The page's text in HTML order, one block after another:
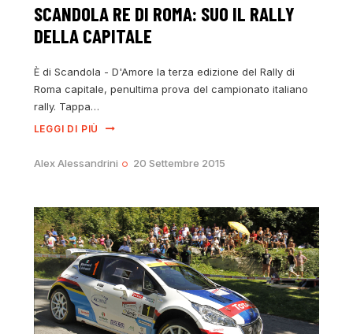
SCANDOLA RE DI ROMA: SUO IL RALLY
DELLA CAPITALE
È di Scandola - D'Amore la terza edizione del Rally di
Roma capitale, penultima prova del campionato italiano
rally. Tappa…
LEGGI DI PIÙ
Alex Alessandrini 20 Settembre 2015